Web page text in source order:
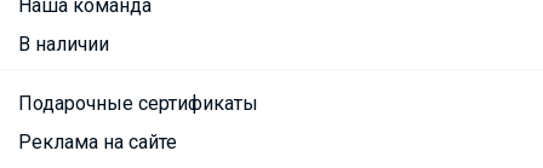
Наша команда
В наличии
Подарочные сертификаты
Реклама на сайте